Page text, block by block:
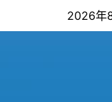
2026年